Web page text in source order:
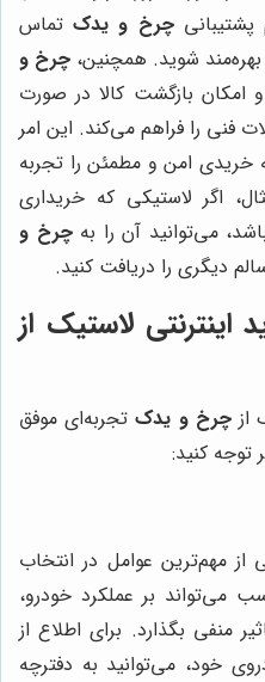
پشتیبانیچرخ و یدکتماس
بهره‌مند شوید. همچنین، چرخ و
امکان بازگشت کالا در صورت
فنی را فراهم می‌کند. این امر
خریدی امن و مطمئن را تجربه
اگر لاستیکی که خریداری
می‌توانید آن را بهچرخ و
دیگری را دریافت کنید.
لاستیک از
ازچرخ و یدکتجربه‌ای موفق
کنید:
مهم‌ترین عوامل در انتخاب
می‌تواند بر عملکرد خودرو،
منفی بگذارد. برای اطلاع از
خود، می‌توانید به دفترچه